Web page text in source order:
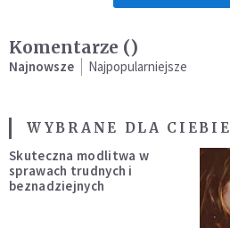
Komentarze ()
Najnowsze Najpopularniejsze
WYBRANE DLA CIEBIE
Skuteczna modlitwa w
sprawach trudnych i
beznadziejnych